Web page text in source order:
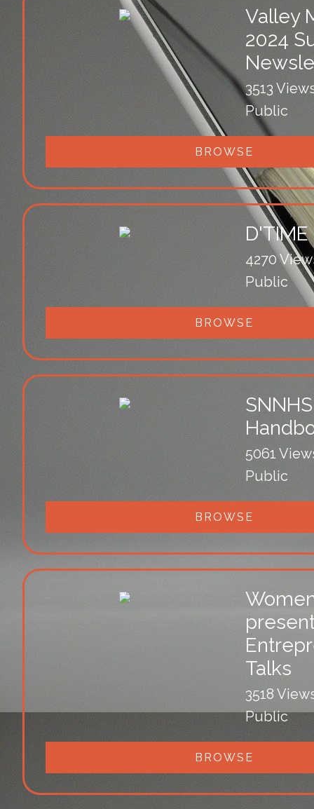
Valley
2024
3513
Public
BROWSE
D'TIME
4270
Public
BROWSE
5061
Public
BROWSE
Talks
3518
Public
BROWSE